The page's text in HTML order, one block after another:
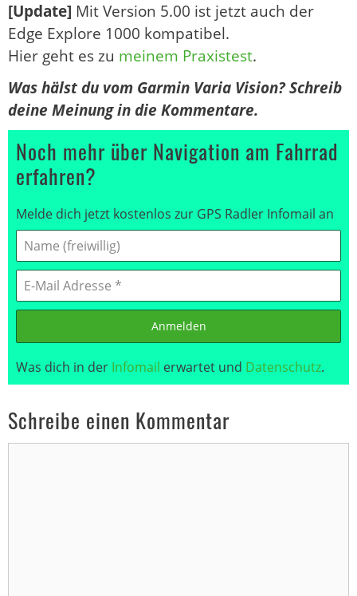
[Update] Mit Version 5.00 ist jetzt auch der
Edge Explore 1000 kompatibel.
Hier geht es zu meinem Praxistest.
Was hälst du vom Garmin Varia Vision? Schreib
deine Meinung in die Kommentare.
Noch mehr über Navigation am Fahrrad
erfahren?
Melde dich jetzt kostenlos zur GPS Radler Infomail an
Anmelden
Was dich in der Infomail erwartet und Datenschutz.
Schreibe einen Kommentar